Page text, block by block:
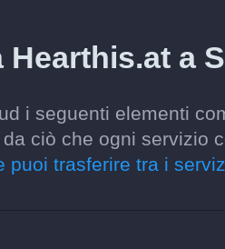
a
i seguenti elementi
ciò che ogni servizio
puoi trasferire tra i